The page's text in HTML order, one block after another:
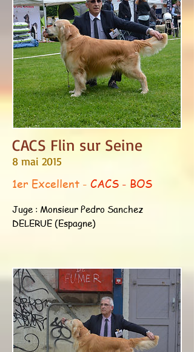
CACS Flin sur Seine
8 mai 2015
1er Excellent - CACS - BOS
Juge : Monsieur Pedro Sanchez
DELERUE (Espagne)